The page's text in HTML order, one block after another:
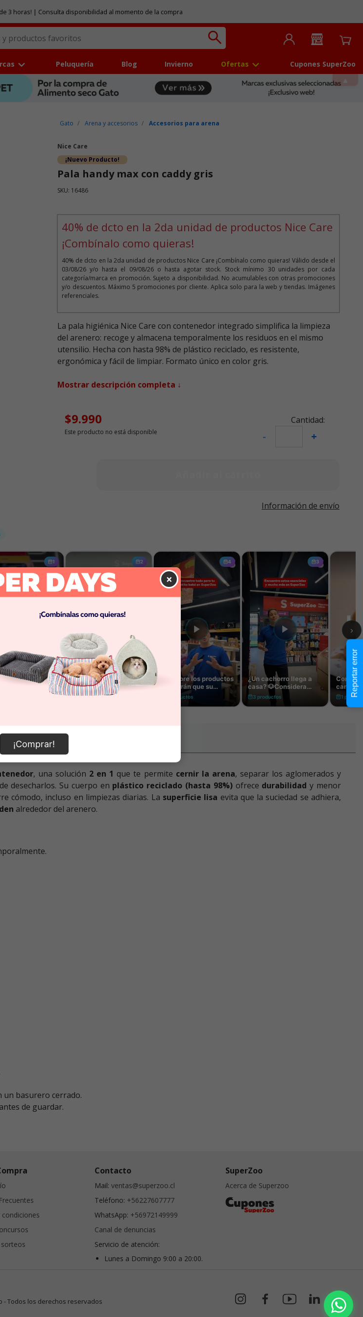
3 horas! | Consulta disponibilidad al momento de la compra
Peluquería Blog Invierno Ofertas Cupones SuperZoo
Gato Arena y accesorios Accesorios para arena
Nice Care
¡Nuevo Producto!
Pala handy max con caddy gris
SKU: 16486
40% de dcto en la 2da unidad de productos Nice Care
¡Combínalo como quieras!
40% de dcto en la 2da unidad de productos Nice Care ¡Combínalo como quieras! Válido desde el
03/08/26 y/o hasta el 09/08/26 o hasta agotar stock. Stock mínimo 30 unidades por cada
categoría/marca en promoción. Sujeto a disponibilidad. No acumulables con otras promociones
y/o descuentos. Máximo 5 promociones por cliente. Aplica solo para la web y tiendas. Imágenes
referenciales.
La pala higiénica Nice Care con contenedor integrado simplifica la limpieza
del arenero: recoge y almacena temporalmente los residuos en el mismo
utensilio. Hecha con hasta 98% de plástico reciclado, es resistente,
ergonómica y fácil de limpiar. Formato único en color gris.
Mostrar descripción completa ↓
Cantidad:
- +
$9.990
Este producto no está disponible
Información de envío
, una solución 2 en 1 que te permite cernir la arena, separar los aglomerados y
desecharlos. Su cuerpo en plástico reciclado (hasta 98%)ofrece durabilidad y menor
cómodo, incluso en limpiezas diarias. La superficie lisa evita que la suciedad se adhiera,
alrededor del arenero.
un basurero cerrado.
antes de guardar.
×
¡Comprar!
Contacto
Mail: ventas@superzoo.cl
Teléfono: +56227607777
WhatsApp: +56972149999
Canal de denuncias
Servicio de atención:
Lunes a Domingo 9:00 a 20:00.
SuperZoo
Acerca de Superzoo
- Todos los derechos reservados
Reportar error